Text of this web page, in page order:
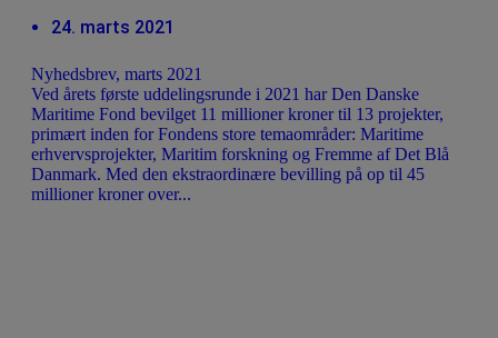
24. marts 2021
Nyhedsbrev, marts 2021
Ved årets første uddelingsrunde i 2021 har Den Danske
Maritime Fond bevilget 11 millioner kroner til 13 projekter,
primært inden for Fondens store temaområder: Maritime
erhvervsprojekter, Maritim forskning og Fremme af Det Blå
Danmark. Med den ekstraordinære bevilling på op til 45
millioner kroner over...